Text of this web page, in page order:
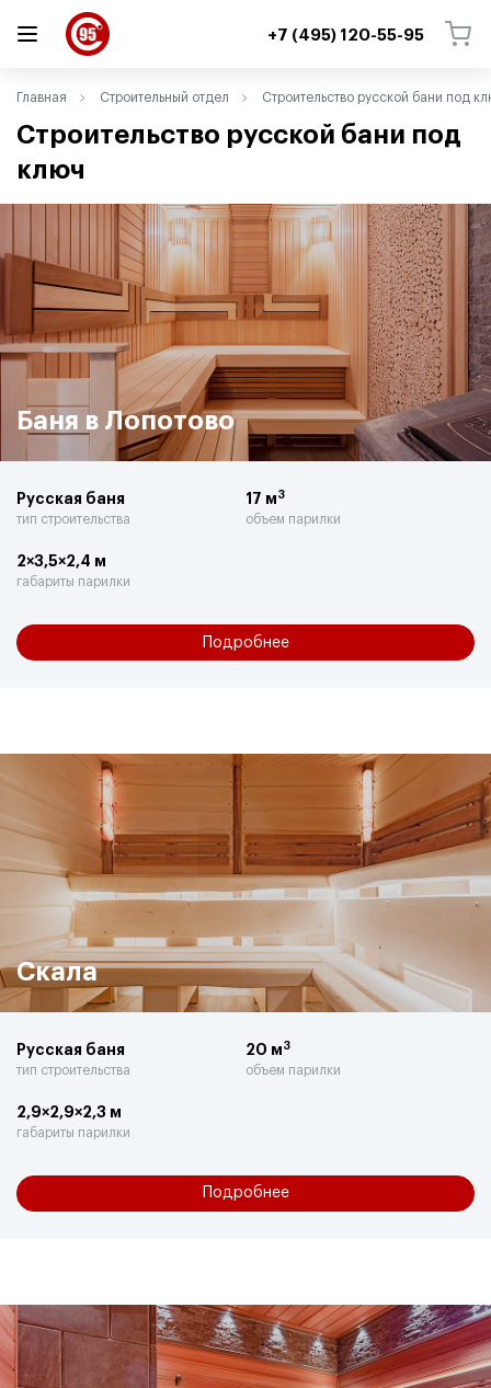
+7 (495) 120-55-95
Главная Строительный отдел Cтроительство русской бани под
Cтроительство русской бани под
ключ
Баня в Лопотово
Русская баня
тип строительства
17 м3
объем парилки
2×3,5×2,4 м
габариты парилки
Подробнее
Скала
Русская баня
тип строительства
20 м3
объем парилки
2,9×2,9×2,3 м
габариты парилки
Подробнее
ВЕРНУТЬСЯ
ВЕРНУТЬСЯ